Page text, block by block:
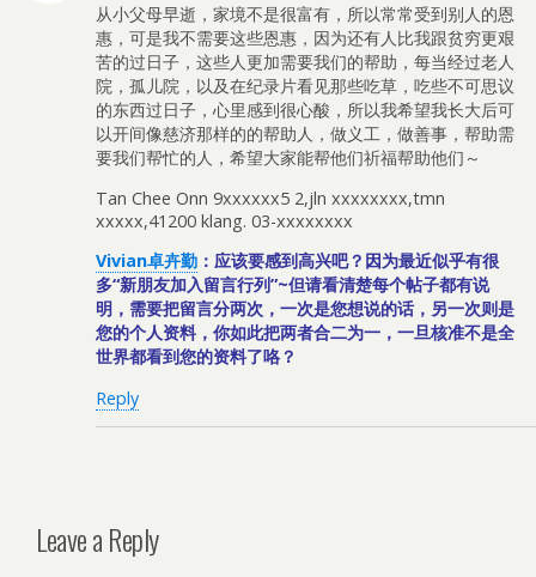
从小父母早逝，家境不是很富有，所以常常受到别人的恩
惠，可是我不需要这些恩惠，因为还有人比我跟贫穷更艰
苦的过日子，这些人更加需要我们的帮助，每当经过老人
院，孤儿院，以及在纪录片看见那些吃草，吃些不可思议
的东西过日子，心里感到很心酸，所以我希望我长大后可
以开间像慈济那样的的帮助人，做义工，做善事，帮助需
要我们帮忙的人，希望大家能帮他们祈福帮助他们～
Tan Chee Onn 9xxxxxx5 2,jln xxxxxxxx,tmn
xxxxx,41200 klang. 03-xxxxxxxx
Vivian卓卉勤 ：应该要感到高兴吧？因为最近似乎有很
多“新朋友加入留言行列”~但请看清楚每个帖子都有说
明，需要把留言分两次，一次是您想说的话，另一次则是
您的个人资料，你如此把两者合二为一，一旦核准不是全
世界都看到您的资料了咯？
Reply
Leave a Reply